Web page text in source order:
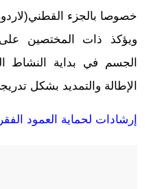
خصوصا بالجزء
ويؤكذ ذات المختصين
الجسم في بداية النشاط
الإطالة والتمديد بشكل
إرشادات لحماية العمود